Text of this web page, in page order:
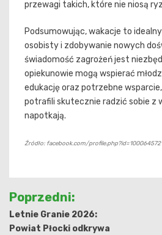
przewagi takich, które nie niosą
Podsumowując, wakacje to
osobisty i zdobywanie nowych
świadomość zagrożeń jest
opiekunowie mogą wspierać
edukację oraz potrzebne
potrafili skutecznie radzić sobie z
napotkają.
Źródło: facebook.com/
Nawigacja
wpisu
Poprzedni:
Letnie Granie 2026:
Powiat Płocki odkrywa